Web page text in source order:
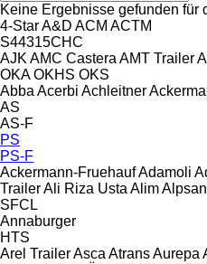
Keine Ergebnisse gefunden für
4-StarA&D ACM ACTM
S44315CHC
AJK AMC Castera AMT Trailer
OKA OKHS OKS
Abba Acerbi Achleitner
AS
AS-F
PS
PS-F
Ackermann-FruehaufAdamoli
TrailerAli Riza Usta AlimAlpsan
SFCL
Annaburger
HTS
Arel TrailerAsca AtransAurepa